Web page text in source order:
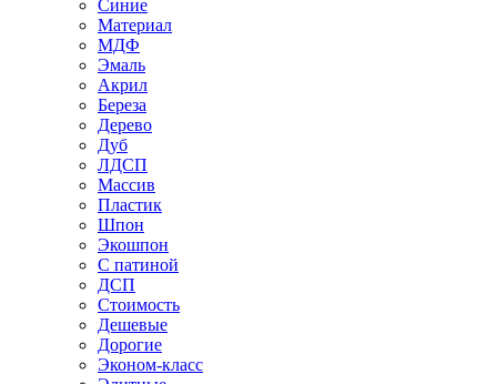
Синие
Материал
МДФ
Эмаль
Акрил
Береза
Дерево
Дуб
ЛДСП
Массив
Пластик
Шпон
Экошпон
С патиной
ДСП
Стоимость
Дешевые
Дорогие
Эконом-класс